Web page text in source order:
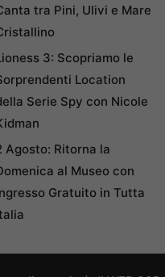
tra Pini, Ulivi e Mare
3: Scopriamo le
Location
Serie Spy con Nicole
Agosto: Ritorna la
al Museo con
Gratuito in Tutta